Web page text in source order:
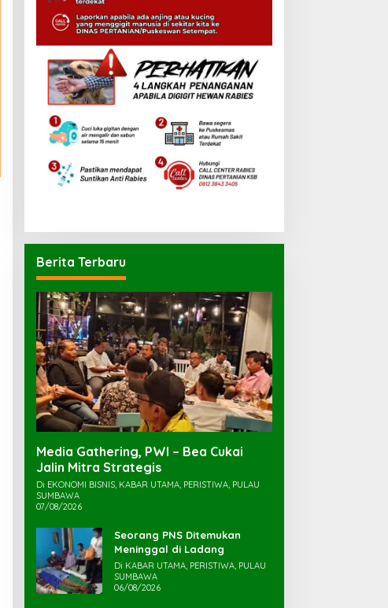
Berita Terbaru
Media Gathering, PWI – Bea Cukai
Jalin Mitra Strategis
Di EKONOMI BISNIS, KABAR UTAMA, PERISTIWA, PULAU
SUMBAWA
07/08/2026
Seorang PNS Ditemukan
Meninggal di Ladang
Di KABAR UTAMA, PERISTIWA, PULAU
SUMBAWA
06/08/2026